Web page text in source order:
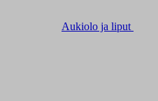
Aukiolo ja liput